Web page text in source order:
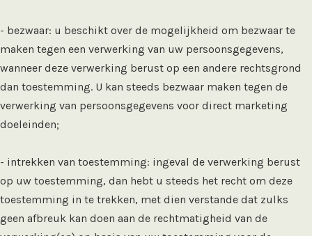
- bezwaar: u beschikt over de mogelijkheid om bezwaar te
maken tegen een verwerking van uw persoonsgegevens,
wanneer deze verwerking berust op een andere rechtsgrond
dan toestemming. U kan steeds bezwaar maken tegen de
verwerking van persoonsgegevens voor direct marketing
doeleinden;
- intrekken van toestemming: ingeval de verwerking berust
op uw toestemming, dan hebt u steeds het recht om deze
toestemming in te trekken, met dien verstande dat zulks
geen afbreuk kan doen aan de rechtmatigheid van de